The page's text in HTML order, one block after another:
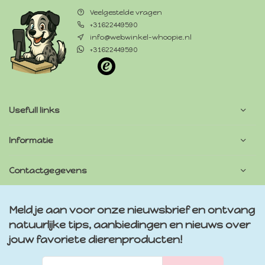
Veelgestelde vragen
+31622449590
info@webwinkel-whoopie.nl
+31622449590
Usefull links
Informatie
Contactgegevens
Meld je aan voor onze nieuwsbrief en ontvang
natuurlijke tips, aanbiedingen en nieuws over
jouw favoriete dierenproducten!